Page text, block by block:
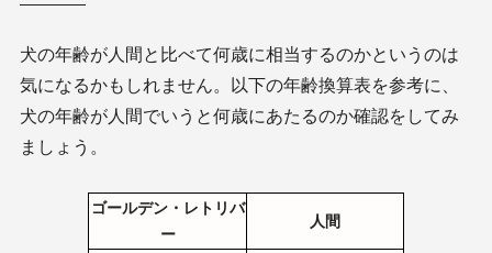
犬の年齢が人間と比べて何歳に相当するのかというのは
気になるかもしれません。以下の年齢換算表を参考に、
犬の年齢が人間でいうと何歳にあたるのか確認をしてみ
ましょう。
ゴールデン・レトリバ
ー
人間